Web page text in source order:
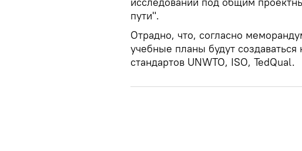
пути".
Отрадно, что, согласно
учебные планы будут
стандартов UNWTO, ISO, TedQual.